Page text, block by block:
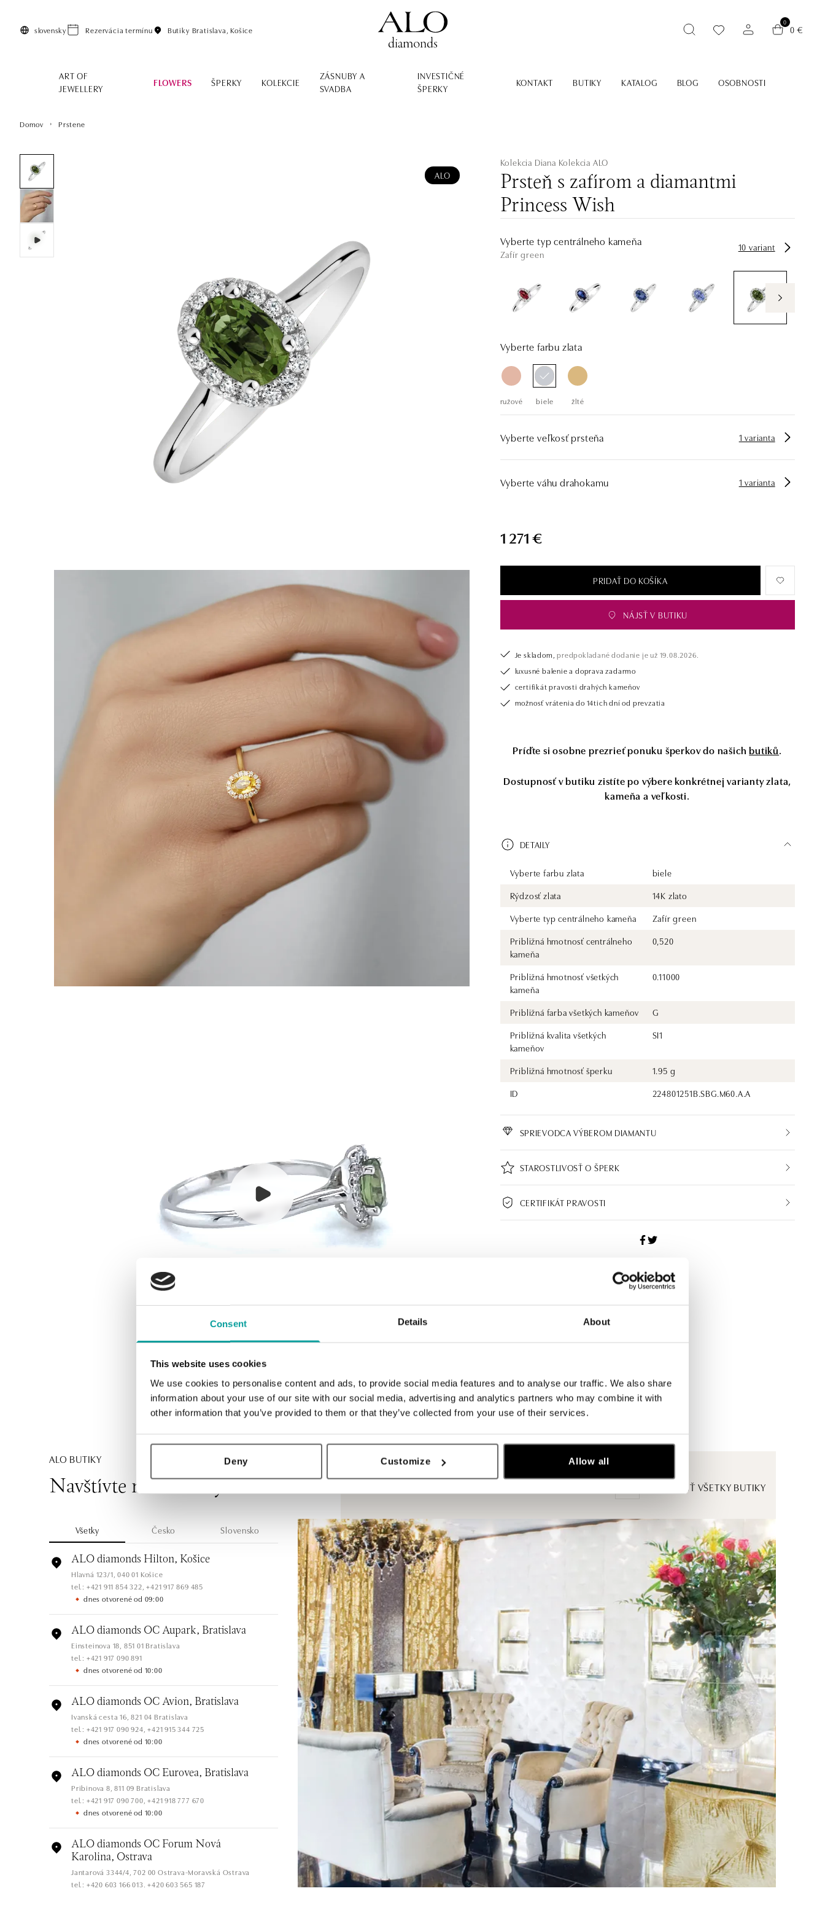
Consent Details About
This website uses cookies
We use cookies to personalise content and ads, to provide social media features and to analyse our traffic. We also share
information about your use of our site with our social media, advertising and analytics partners who may combine it with
other information that you’ve provided to them or that they’ve collected from your use of their services.
Deny Customize Allow all
slovensky Rezervácia termínu Butiky Bratislava, Košice
0
0 €
ART OF
JEWELLERY
FLOWERS ŠPERKY KOLEKCIE
ZÁSNUBY A
SVADBA
INVESTIČNÉ
ŠPERKY
KONTAKT BUTIKY KATALOG BLOG OSOBNOSTI
Domov Prstene
ALO
Kolekcia Diana Kolekcia ALO
Prsteň s zafírom a diamantmi
Princess Wish
Vyberte typ centrálneho kameňa
Zafír green
10 variant
Vyberte farbu zlata
ružové biele žlté
Vyberte veľkosť prsteňa 1 varianta
Vyberte váhu drahokamu 1 varianta
1 271 €
PRIDAŤ DO KOŠÍKA
NÁJSŤ V BUTIKU
Je skladom, predpokladané dodanie je už 19.08.2026.
luxusné balenie a doprava zadarmo
certifikát pravosti drahých kameňov
možnosť vrátenia do 14tich dní od prevzatia
Príďte si osobne prezrieť ponuku šperkov do našichbutiků.
Dostupnosť v butiku zistíte po výbere konkrétnej varianty zlata,
kameňa a veľkosti.
DETAILY
Vyberte farbu zlata
biele
Rýdzosť zlata
14K zlato
Vyberte typ centrálneho kameňa
Zafír green
Približná hmotnosť centrálneho
kameňa
0,520
Približná hmotnosť všetkých
kameňa
0.11000
Približná farba všetkých kameňov
G
Približná kvalita všetkých
kameňov
SI1
Približná hmotnosť šperku
1.95 g
ID
224801251B.SBG.M60.A.A
SPRIEVODCA VÝBEROM DIAMANTU
STAROSTLIVOSŤ O ŠPERK
CERTIFIKÁT PRAVOSTI
ALO BUTIKY
Navštívte naše butiky ZOBRAZIŤ VŠETKY BUTIKY
Všetky Česko Slovensko
ALO diamonds Hilton, Košice
Hlavná 123/1, 040 01 Košice
tel.: +421 911 854 322, +421 917 869 485
dnes otvorené od 09:00
ALO diamonds OC Aupark, Bratislava
Einsteinova 18, 851 01 Bratislava
tel.: +421 917 090 891
dnes otvorené od 10:00
ALO diamonds OC Avion, Bratislava
Ivanská cesta 16, 821 04 Bratislava
tel.: +421 917 090 924, +421 915 344 725
dnes otvorené od 10:00
ALO diamonds OC Eurovea, Bratislava
Pribinova 8, 811 09 Bratislava
tel.: +421 917 090 700, +421 918 777 670
dnes otvorené od 10:00
ALO diamonds OC Forum Nová
Karolina, Ostrava
Jantarová 3344/4, 702 00 Ostrava-Moravská Ostrava
tel.: +420 603 166 013, +420 603 565 187